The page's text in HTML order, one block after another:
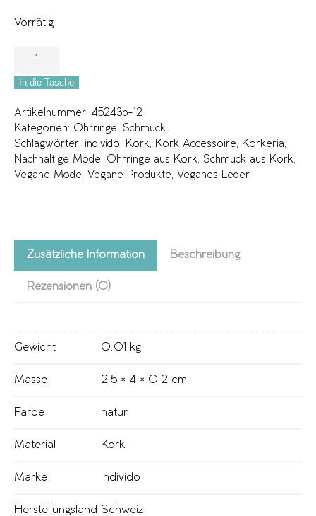
Vorrätig
In die Tasche
Artikelnummer: 45243b-12
Kategorien: Ohrringe
Schmuck
Schlagwörter: individo Kork Kork Accessoire Korkeria
Nachhaltige Mode
Ohrringe aus Kork Schmuck aus Kork
Vegane Mode
Vegane Produkte Veganes Leder
Zusätzliche Information Beschreibung
Rezensionen (0)
Gewicht 0.01 kg
Masse 2.5 × 4 × 0.2 cm
Farbe natur
Material Kork
Marke individo
Herstellungsland Schweiz